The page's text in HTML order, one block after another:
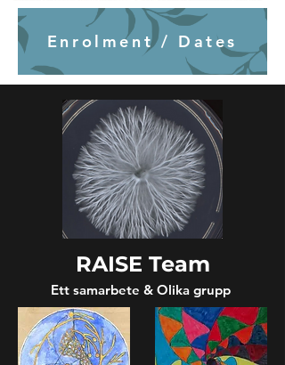
Enrolment / Dates
RAISE Team
Ett samarbete & Olika grupp